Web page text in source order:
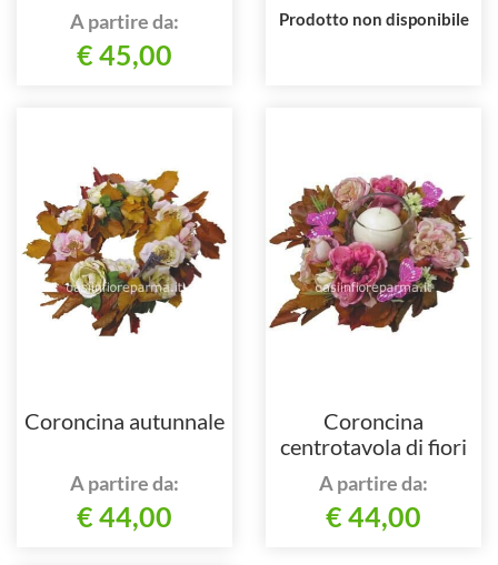
A partire da:
€ 45,00
Prodotto non disponibile
Coroncina autunnale
A partire da:
€ 44,00
Coroncina
centrotavola di fiori
freschi con candela
A partire da:
€ 44,00